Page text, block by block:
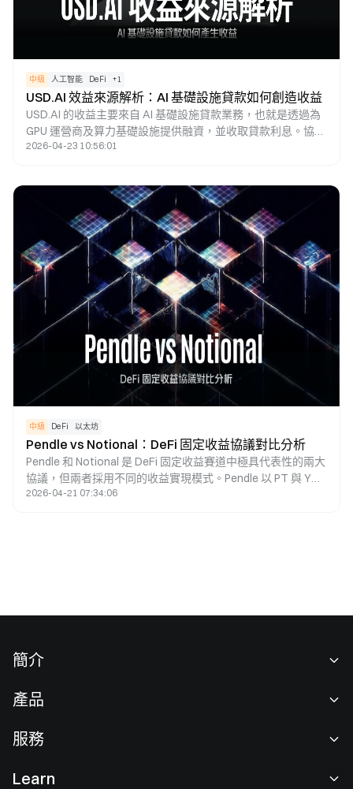
中級 人工智能 DeFi +1
USD.AI 效益來源解析：AI 基礎設施貸款如何創造收益
USD.AI 的收益主要來自 AI 基礎設施貸款業務，也就是透過為
GPU 運營商及算力基礎設施提供融資，並收取貸款利息。協議
會將這些收益分配給收益型資產 sUSDai 的持有者，並透過
基礎設施的收益轉化為 DeFi 生態中的可持續收益來源。
2026-04-23 10:56:01
中級 DeFi 以太坊
Pendle vs Notional：DeFi 固定收益協議對比分析
Pendle 和 Notional 是 DeFi 固定收益賽道中極具代表性的兩大
協議，但兩者採用不同的收益實現模式。Pendle 以 PT 與 YT
收益拆分機制，為用戶帶來固定收益及收益交易功能；
2026-04-21 07:34:06
簡介
新聞中心
產品
現貨交易
服務
Learn